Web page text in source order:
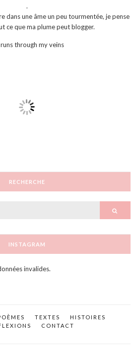
.
dans une âme un peu tourmentée, je pense
ce que ma plume peut blogger.
through my veins
RECHERCHE
INSTAGRAM
invalides.
TEXTES
HISTOIRES
CONTACT